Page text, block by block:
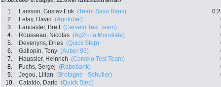
1. Larsson, Gustav Erik (Team Saxo Bank)
2.
Lelay, David (Agritubel)
3.
Lancaster, Brett (Cervelo Test Team)
4.
Rousseau, Nicolas (Ag2r-La Mondiale)
5.
Devenyns, Dries (Quick Step)
6.
Gallopin, Tony (Auber 93)
7.
Haussler, Heinrich (Cervelo Test Team)
8.
Fuchs, Sergej (Rabobank)
9.
Jegou, Lilian (Bretagne - Schuller)
10.
Cataldo, Dario (Quick Step)